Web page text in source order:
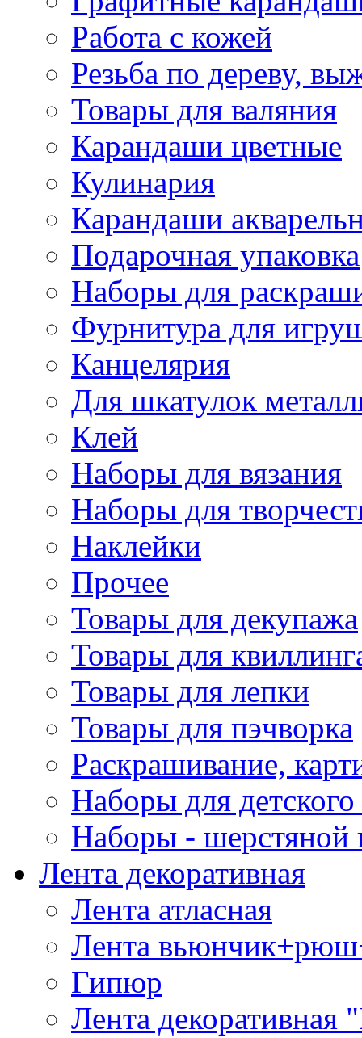
Работа с кожей
Резьба по дереву,
Товары для валяния
Карандаши цветные
Кулинария
Карандаши
Подарочная упаковка
Наборы для
Фурнитура для
Канцелярия
Для шкатулок
Клей
Наборы для вязания
Наборы для
Наклейки
Прочее
Товары для декупажа
Товары для
Товары для лепки
Товары для пэчворка
Раскрашивание,
Наборы для
Наборы - шерстяной
Лента декоративная
Лента атласная
Лента
Гипюр
Лента декоративная